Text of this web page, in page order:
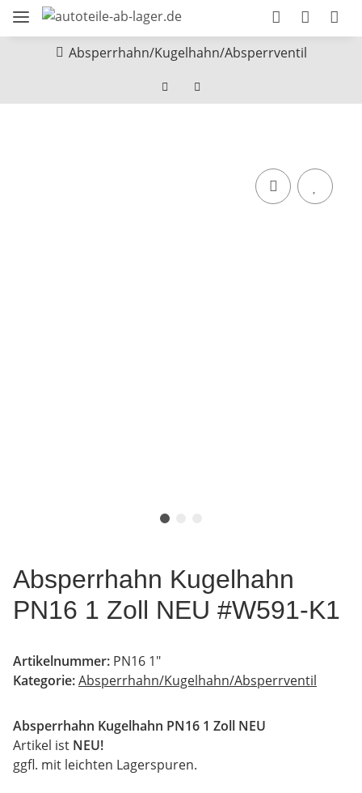
Absperrhahn/Kugelhahn/Absperrventil
Absperrhahn Kugelhahn
PN16 1 Zoll NEU #W591-K1
Artikelnummer: PN16 1"
Kategorie:Absperrhahn/Kugelhahn/Absperrventil
Absperrhahn Kugelhahn PN16 1 Zoll NEU
Artikel ist NEU!
ggfl. mit leichten Lagerspuren.